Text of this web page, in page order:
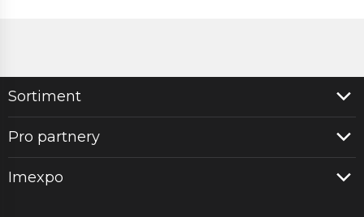
Sortiment
Pro partnery
Imexpo